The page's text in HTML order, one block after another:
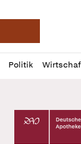
Politik
Profil
öffnen
Daz
Pur
Deutscher